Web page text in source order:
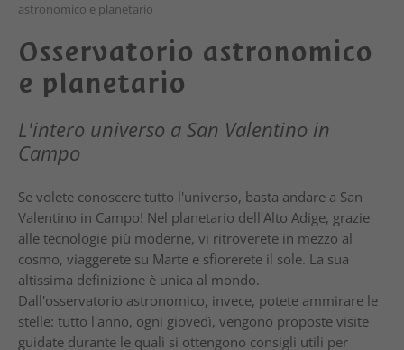
astronomico e planetario
Osservatorio astronomico
e planetario
L'intero universo a San Valentino in
Campo
Se volete conoscere tutto l'universo, basta andare a San
Valentino in Campo! Nel planetario dell'Alto Adige, grazie
alle tecnologie più moderne, vi ritroverete in mezzo al
cosmo, viaggerete su Marte e sfiorerete il sole. La sua
altissima definizione è unica al mondo.
Dall'osservatorio astronomico, invece, potete ammirare le
stelle: tutto l'anno, ogni giovedì, vengono proposte visite
guidate durante le quali si ottengono consigli utili per